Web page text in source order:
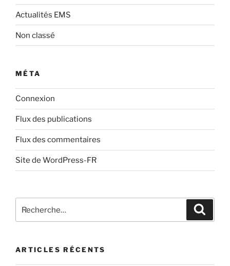
Actualités EMS
Non classé
MÉTA
Connexion
Flux des publications
Flux des commentaires
Site de WordPress-FR
pour
ARTICLES RÉCENTS